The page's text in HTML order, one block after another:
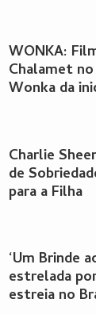
WONKA:
Chalamet
Wonka da
Charlie
de
para a Filha
‘Um Brinde
estrelada
estreia no